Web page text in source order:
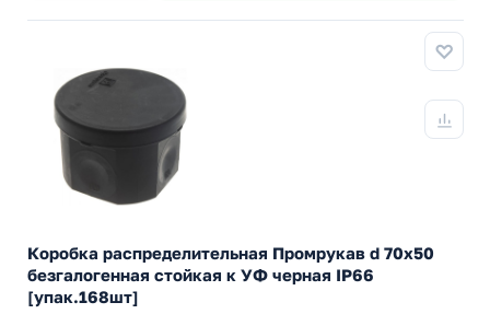
Коробка распределительная Промрукав d 70х50
безгалогенная стойкая к УФ черная IP66
[упак.168шт]